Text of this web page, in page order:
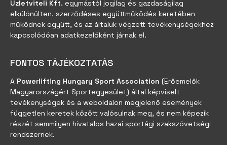
Üzletviteli Kft. egymástól jogilag és gazdaságilag
elkülönülten, szerződéses együttműködés keretében
működnek együtt, és az általuk végzett tevékenységekhez
kapcsolódóan adatkezelőként járnak el.
FONTOS TÁJÉKOZTATÁS
A Powerlifting Hungary Sport Association (Erőemelők
Magyarországért Sportegyesület) által képviselt
tevékenységek és a weboldalon megjelenő események
független keretek között valósulnak meg, és nem képezik
részét semmilyen hivatalos hazai sportági szakszövetségi
rendszernek.